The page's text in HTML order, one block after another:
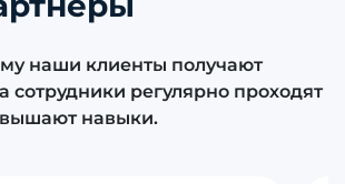
наши клиенты получают
сотрудники регулярно проходят
навыки.